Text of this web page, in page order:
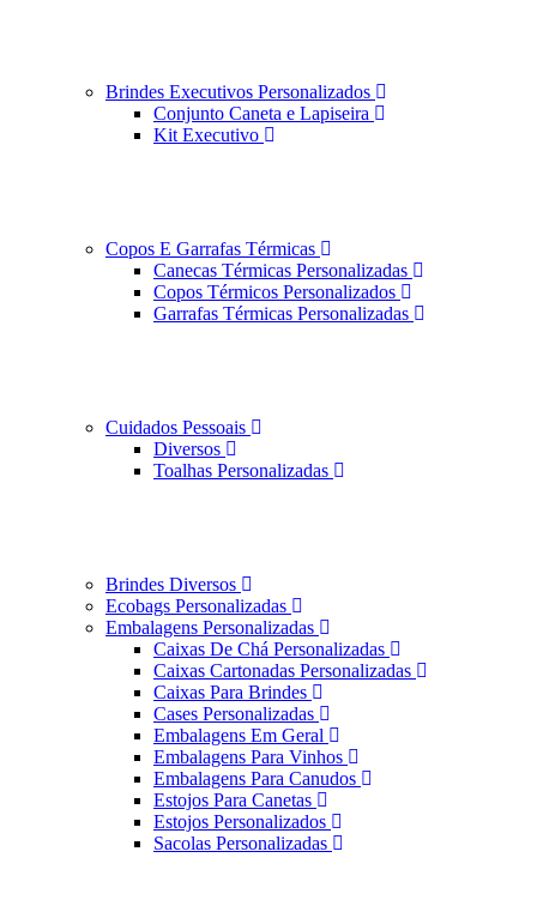
Brindes Executivos Personalizados
Conjunto Caneta e Lapiseira
Kit Executivo
Copos E Garrafas Térmicas
Canecas Térmicas Personalizadas
Copos Térmicos Personalizados
Garrafas Térmicas Personalizadas
Cuidados Pessoais
Diversos
Toalhas Personalizadas
Brindes Diversos
Ecobags Personalizadas
Embalagens Personalizadas
Caixas De Chá Personalizadas
Caixas Cartonadas Personalizadas
Caixas Para Brindes
Cases Personalizadas
Embalagens Em Geral
Embalagens Para Vinhos
Embalagens Para Canudos
Estojos Para Canetas
Estojos Personalizados
Sacolas Personalizadas